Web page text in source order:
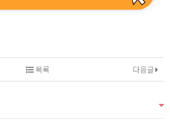
다음글
목록